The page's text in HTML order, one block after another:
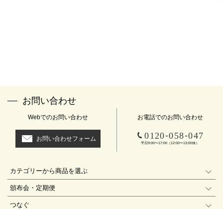
お問い合わせ
Webでのお問い合わせ
お問い合わせフォーム
お電話でのお問い合わせ
0120-058-047
平日9:00〜17:00（12:00〜13:00休）
カテゴリーから商品を選ぶ
頒布会・定期便
つなぐ